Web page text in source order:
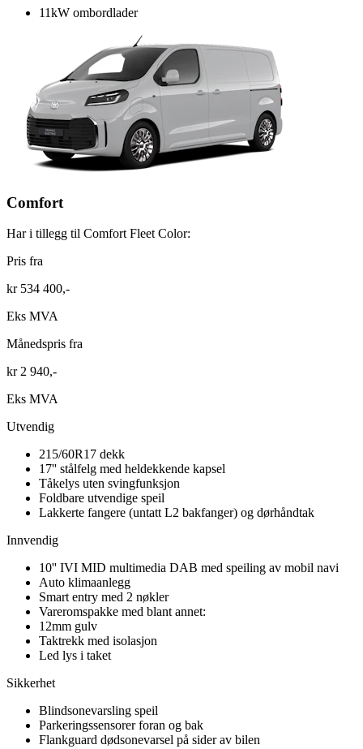
11kW ombordlader
Comfort
Har i tillegg til Comfort Fleet Color:
Pris fra
kr 534 400,-
Eks MVA
Månedspris fra
kr 2 940,-
Eks MVA
Utvendig
215/60R17 dekk
17'' stålfelg med heldekkende kapsel
Tåkelys uten svingfunksjon
Foldbare utvendige speil
Lakkerte fangere (untatt L2 bakfanger) og dørhåndtak
Innvendig
10'' IVI MID multimedia DAB med speiling av mobil navi
Auto klimaanlegg
Smart entry med 2 nøkler
Vareromspakke med blant annet:
12mm gulv
Taktrekk med isolasjon
Led lys i taket
Sikkerhet
Blindsonevarsling speil
Parkeringssensorer foran og bak
Flankguard dødsonevarsel på sider av bilen